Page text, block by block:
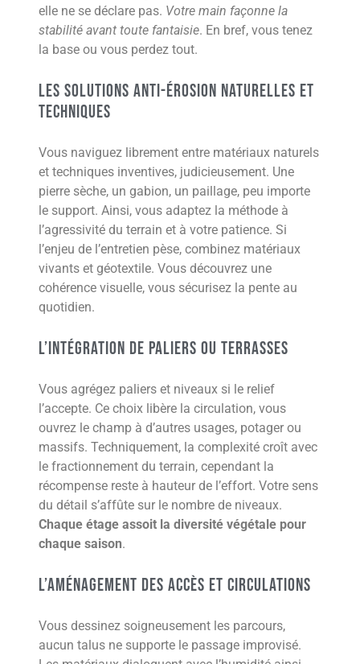
elle ne se déclare pas. Votre main façonne la
stabilité avant toute fantaisie. En bref, vous tenez
la base ou vous perdez tout.
Les solutions anti-érosion naturelles et
techniques
Vous naviguez librement entre matériaux naturels
et techniques inventives, judicieusement. Une
pierre sèche, un gabion, un paillage, peu importe
le support. Ainsi, vous adaptez la méthode à
l’agressivité du terrain et à votre patience. Si
l’enjeu de l’entretien pèse, combinez matériaux
vivants et géotextile. Vous découvrez une
cohérence visuelle, vous sécurisez la pente au
quotidien.
L’intégration de paliers ou terrasses
Vous agrégez paliers et niveaux si le relief
l’accepte. Ce choix libère la circulation, vous
ouvrez le champ à d’autres usages, potager ou
massifs. Techniquement, la complexité croît avec
le fractionnement du terrain, cependant la
récompense reste à hauteur de l’effort. Votre sens
du détail s’affûte sur le nombre de niveaux.
Chaque étage assoit la diversité végétale pour
chaque saison.
L’aménagement des accès et circulations
Vous dessinez soigneusement les parcours,
aucun talus ne supporte le passage improvisé.